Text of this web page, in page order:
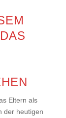
Eltern als
der heutigen